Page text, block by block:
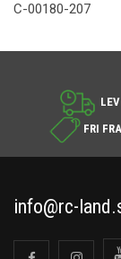
C-00180-207
FRI
info@rc-